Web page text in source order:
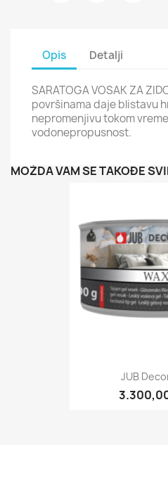
Opis Detalji
SARATOGA VOSAK ZA
površinama daje blistavu
nepromenjivu tokom
vodonepropusnost.
MOŽDA VAM SE TAKOĐE
JUB